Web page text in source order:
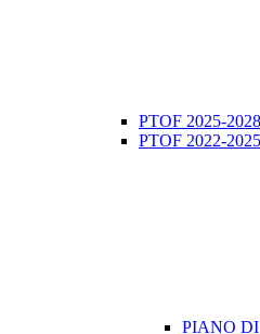
PTOF 2025-2028
PTOF 2022-2025
PIANO